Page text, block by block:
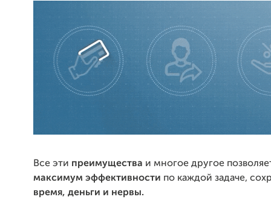
Все эти преимущества и многое другое
максимум эффективности по каждой задаче,
время, деньги и нервы.